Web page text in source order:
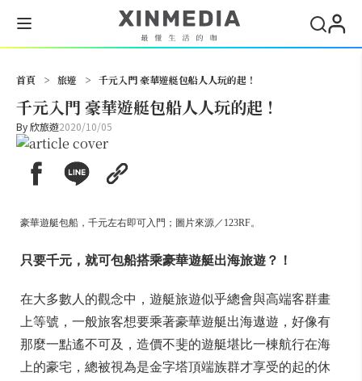
首頁 > 旅遊 > 千元入門 豪華遊艇包船人人玩的起！
千元入門 豪華遊艇包船人人玩的起！
By欣旅遊2020/10/05
豪華遊艇包船，千元左右即可入門；圖片來源／123RF。
只要千元，就可包船搭乘豪華遊艇出海旅遊？！
在大多數人的觀念中，遊艇旅遊似乎總會與高端客群畫
上等號，一般旅客想要乘著豪華遊艇出海遨遊，好像有
那麼一點遙不可及，造價不斐的遊艇堪比一棟航行在海
上的豪宅，總被視為是金字塔頂端族群才享受的起的休